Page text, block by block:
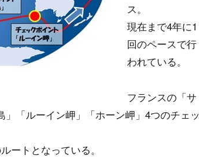
ス。
現在まで4年に1
回のペースで行
われている。
フランスの「サ
「ルーイン岬」「ホーン岬」4つのチェッ
ートとなっている。